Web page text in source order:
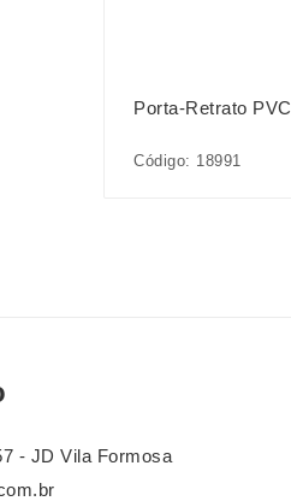
Porta-Retrato PVC
Código: 18991
- JD Vila Formosa